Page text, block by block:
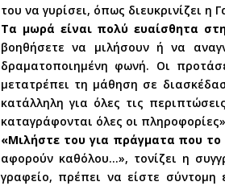
του να γυρίσει, όπως διευκρινίζει η
Τα μωρά είναι πολύ ευαίσθητα
βοηθήσετε να μιλήσουν ή να
δραματοποιημένη φωνή. Οι
μετατρέπει τη μάθηση σε
κατάλληλη για όλες τις
καταγράφονται όλες οι
«Μιλήστε του για πράγματα που το
αφορούν καθόλου…», τονίζει η
γραφείο, πρέπει να είστε σύντομη